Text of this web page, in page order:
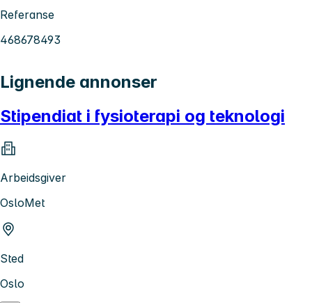
Referanse
468678493
Lignende annonser
Stipendiat i fysioterapi og teknologi
Arbeidsgiver
OsloMet
Sted
Oslo